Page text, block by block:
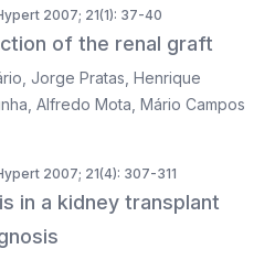
2007; 21(1): 37-40
of the renal graft
Jorge Pratas Henrique
Alfredo Mota Mário Campos
2007; 21(4): 307-311
in a kidney transplant